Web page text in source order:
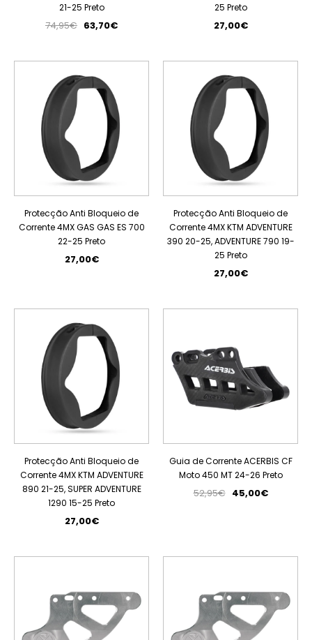
21-25 Preto
74,95€ 63,70€
25 Preto
27,00€
Protecção Anti Bloqueio de
Corrente 4MX GAS GAS ES 700
22-25 Preto
27,00€
Protecção Anti Bloqueio de
Corrente 4MX KTM ADVENTURE
390 20-25, ADVENTURE 790 19-
25 Preto
27,00€
Protecção Anti Bloqueio de
Corrente 4MX KTM ADVENTURE
890 21-25, SUPER ADVENTURE
1290 15-25 Preto
27,00€
Guia de Corrente ACERBIS CF
Moto 450 MT 24-26 Preto
52,95€ 45,00€